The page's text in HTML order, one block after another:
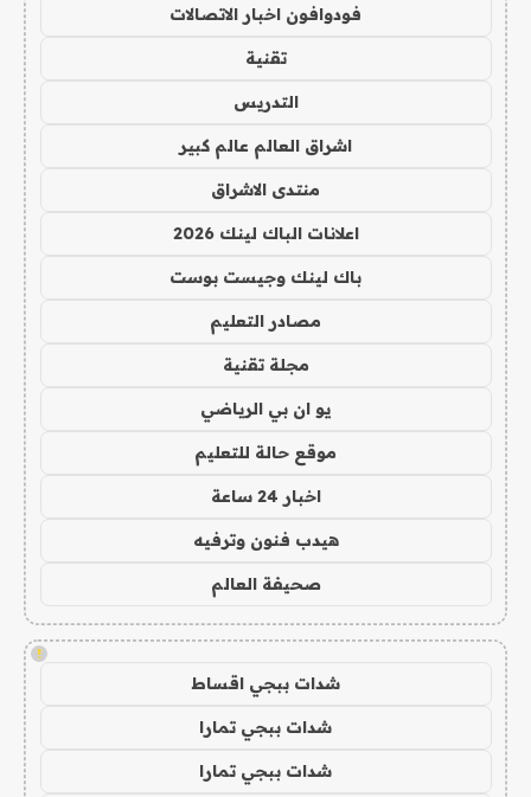
فودوافون اخبار الاتصالات
تقنية
التدريس
اشراق العالم عالم كبير
منتدى الاشراق
اعلانات الباك لينك 2026
باك لينك وجيست بوست
مصادر التعليم
مجلة تقنية
يو ان بي الرياضي
موقع حالة للتعليم
اخبار 24 ساعة
هيدب فنون وترفيه
صحيفة العالم
!
شدات ببجي اقساط
شدات ببجي تمارا
شدات ببجي تمارا